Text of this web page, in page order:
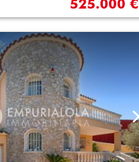
525.000 €